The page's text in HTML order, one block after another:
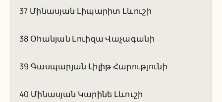
37 Մինասյան Լիպարիտ Լևուշի
38 Օհանյան Լուիզա Վաչագանի
39 Գասպարյան Լիլիթ Հարությունի
40 Մինասյան Կարինե Լևուշի